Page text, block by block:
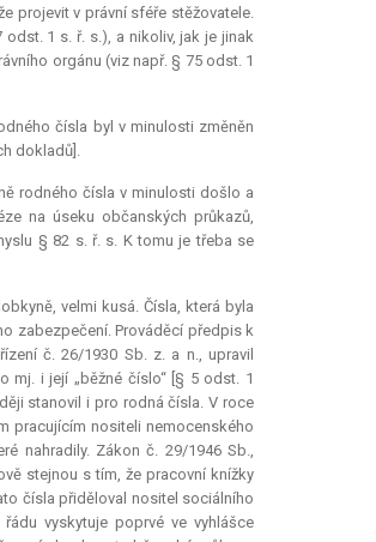
projevit v právní sféře stěžovatele.
1 s. ř. s.), a nikoliv, jak je jinak
orgánu (viz např. § 75 odst. 1
čísla byl v minulosti změněn
dokladů].
rodného čísla v minulosti došlo a
na úseku občanských průkazů,
§ 82 s. ř. s. K tomu je třeba se
velmi kusá. Čísla, která byla
zabezpečení. Prováděcí předpis k
č. 26/1930 Sb. z. a n., upravil
mj. i její „běžné číslo“ [§ 5 odst. 1
stanovil i pro rodná čísla. V roce
pracujícím nositeli nemocenského
nahradily. Zákon č. 29/1946 Sb.,
stejnou s tím, že pracovní knížky
čísla přiděloval nositel sociálního
vyskytuje poprvé ve vyhlášce